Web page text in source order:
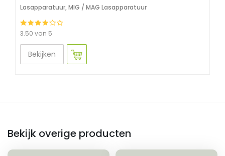
Lasapparatuur, MIG / MAG Lasapparatuur
3.50 van 5
Bekijken
Bekijk overige producten